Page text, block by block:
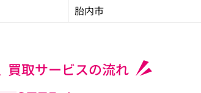
胎内市
買取サービスの流れ